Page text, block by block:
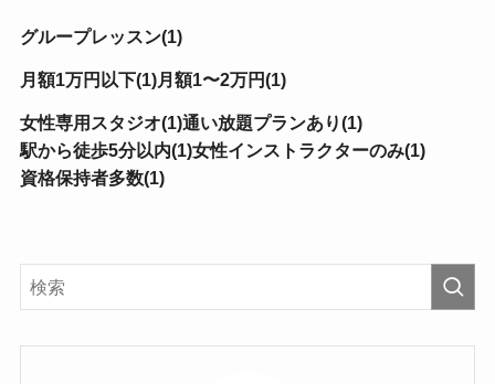
グループレッスン(1)
月額1万円以下(1)月額1〜2万円(1)
女性専用スタジオ(1)通い放題プランあり(1)
駅から徒歩5分以内(1)女性インストラクターのみ(1)
資格保持者多数(1)